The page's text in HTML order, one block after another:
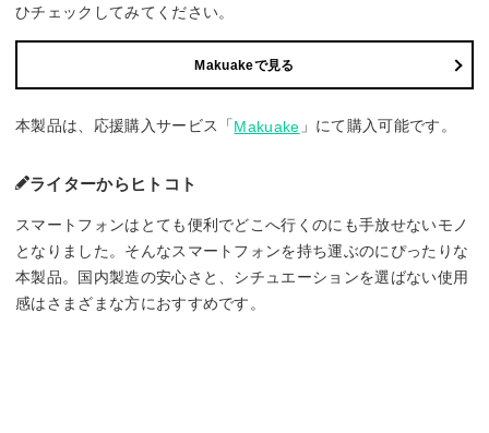
ひチェックしてみてください。
Makuakeで見る
本製品は、応援購入サービス「Makuake 」にて購入可能です。
ライターからヒトコト
スマートフォンはとても便利でどこへ行くのにも手放せないモノ
となりました。そんなスマートフォンを持ち運ぶのにぴったりな
本製品。国内製造の安心さと、シチュエーションを選ばない使用
感はさまざまな方におすすめです。